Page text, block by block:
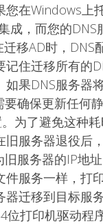
您在Windows上
成，而您的DNS
迁移AD时，DNS
记住迁移所有的
如果DNS服务器
要确保更新任何
为了避免这种耗
旧服务器退役后
服务器的IP地址
件服务一样，打
迁移到目标服
位打印机驱动程